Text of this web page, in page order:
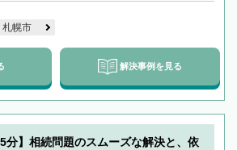
札幌市
解決事例を見る
5分】相続問題のスムーズな解決と、依